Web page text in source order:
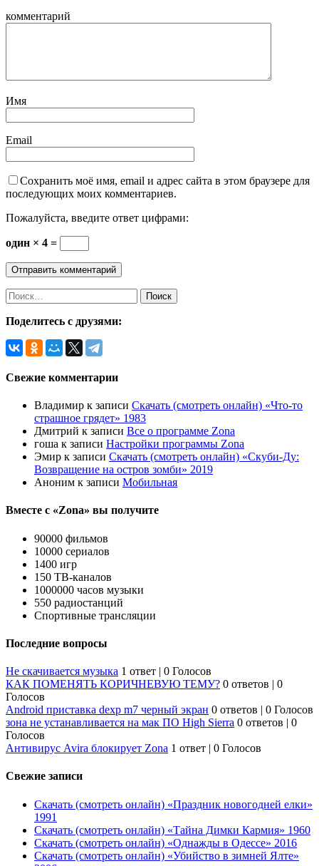
комментарий
Имя
Email
Сохранить моё имя, email и адрес сайта в этом браузере для
последующих моих комментариев.
Пожалуйста, введите ответ цифрами:
один × 4 =
Поделитесь с друзями:
Свежие комментарии
Владимир к записи Скачать (смотреть онлайн) «Что-то
страшное грядет» 1983
Дмитрий к записи Все о программе Zona
гоша к записи Настройки программы Zona
Эмир к записи Скачать (смотреть онлайн) «Скуби-Ду:
Возвращение на остров зомби» 2019
Аноним к записи Мобильная
Вместе с «Zona» вы получите
90000 фильмов
10000 сериалов
1400 игр
150 ТВ-каналов
1000000 часов музыки
550 радиостанций
Спортивные трансляции
Последние вопросы
Не скачивается музыка 1 ответ | 0 Голосов
КАК ПОМЕНЯТЬ КОРИЧНЕВУЮ ТЕМУ? 0 ответов | 0
Голосов
Android приставка dexp m7 черный экран 0 ответов | 0 Голосов
зона не устанавливается на мак ПО High Sierra 0 ответов | 0
Голосов
Антивирус Avira блокирует Zona 1 ответ | 0 Голосов
Свежие записи
Скачать (смотреть онлайн) «Праздник новогодней елки»
1991
Скачать (смотреть онлайн) «Тайна Димки Кармия» 1960
Скачать (смотреть онлайн) «Однажды в Одессе» 2016
Скачать (смотреть онлайн) «Убийство в зимней Ялте»